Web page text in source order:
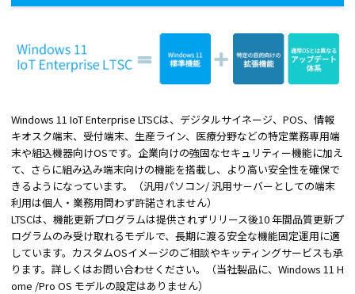
Windows 11 IoT Enterprise LTSCは、デジタルサイネージ、POS、情報
キオスク端末、受付端末、生産ライン、医療分野などの特定業務専用端
末や組込機器向けOSです。企業向けの強固なセキュリティー機能に加え
て、さらに組み込み端末向けの機能を搭載し、より高い安全性を確保で
きるようになっています。（汎用パソコン/ 汎用サ－バーとしての端末
利用は個人・業務用問わず許諾されません）
LTSCは、機能更新プログラムは提供されずリリース後10 年間品質更新プ
ログラムのみ受け取れるモデルで、長期に渡る安全な機能固定運用に適
しています。カスタムOSイメージのご相談やキッティングサービスも承
ります。詳しくはお問い合わせください。（当社製品に、Windows 11 H
ome /Pro OS モデルの設定はありません）